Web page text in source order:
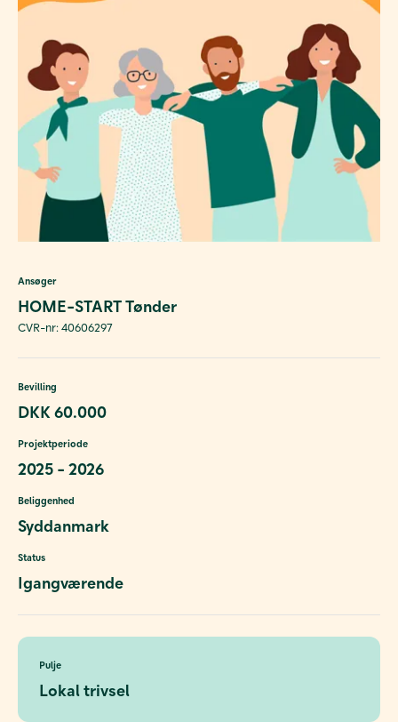
Ansøger
HOME-START Tønder
CVR-nr: 40606297
Bevilling
DKK 60.000
Projektperiode
2025 - 2026
Beliggenhed
Syddanmark
Status
Igangværende
Pulje
Lokal trivsel